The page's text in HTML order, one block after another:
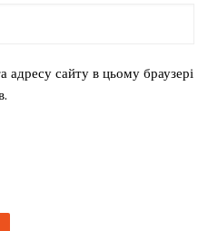
адресу сайту в цьому браузері